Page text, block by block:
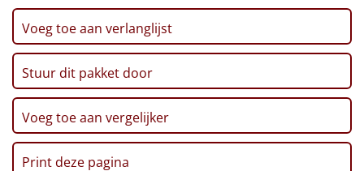
Alle thema's
Artikel
Hitster NIEUW
Pizzarette
Tas
Pepermunt, 65 gr
Pannenkoekenmix, 400 gr
Speculoos Koekjes, 25 gr
Crackers, 250 gr
Mars, 51 gr
Thee, Bosvruchten, 30 gr
Café Noir koekjes, 200 gr
Voeg toe aan verlanglijst
Stuur dit pakket door
Voeg toe aan vergelijker
Print deze pagina